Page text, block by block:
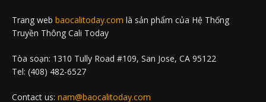
Trang web baocalitoday.com là sản phẩm của Hệ Thống
Truyền Thông Cali Today
Tòa soạn: 1310 Tully Road #109, San Jose, CA 95122
Tel: (408) 482-6527
Contact us: nam@baocalitoday.com